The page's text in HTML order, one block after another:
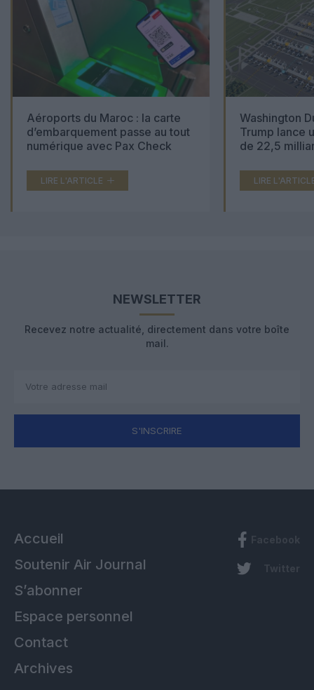
Aéroports du Maroc : la carte
d’embarquement passe au tout
numérique avec Pax Check
LIRE L'ARTICLE
Washington
Trump lance
de 22,5
LIRE
NEWSLETTER
Recevez notre actualité, directement dans votre boîte
mail.
S'INSCRIRE
Accueil
Soutenir Air Journal
S’abonner
Espace personnel
Contact
Archives